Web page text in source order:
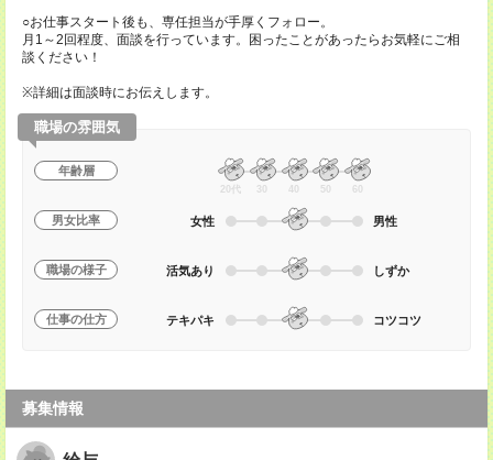
○お仕事スタート後も、専任担当が手厚くフォロー。
月1～2回程度、面談を行っています。困ったことがあったらお気軽にご相
談ください！
※詳細は面談時にお伝えします。
職場の雰囲気
年齢層
20代 30 40 50 60
男女比率 女性 男性
職場の様子 活気あり しずか
仕事の仕方 テキパキ コツコツ
募集情報